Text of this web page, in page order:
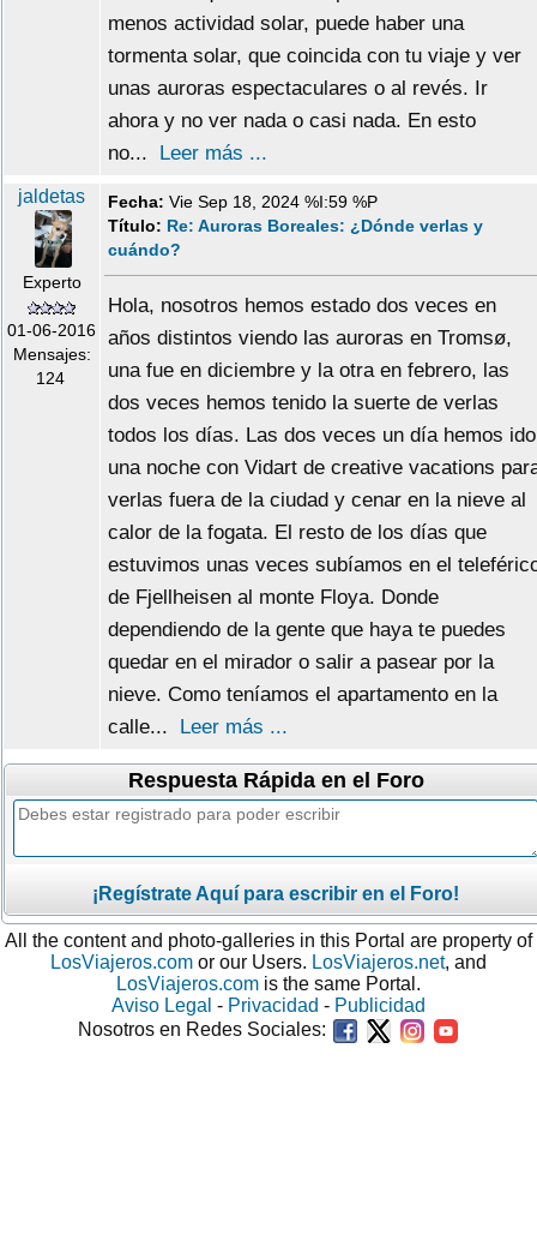
menos actividad solar, puede haber una
tormenta solar, que coincida con tu viaje y ver
unas auroras espectaculares o al revés. Ir
ahora y no ver nada o casi nada. En esto
no... Leer más ...
jaldetas
Experto
01-06-2016
Mensajes:
124
Fecha: Vie Sep 18, 2024 %I:59 %P
Título: Re: Auroras Boreales: ¿Dónde verlas y
cuándo?
Hola, nosotros hemos estado dos veces en
años distintos viendo las auroras en Tromsø,
una fue en diciembre y la otra en febrero, las
dos veces hemos tenido la suerte de verlas
todos los días. Las dos veces un día hemos ido
una noche con Vidart de creative vacations
verlas fuera de la ciudad y cenar en la nieve al
calor de la fogata. El resto de los días que
estuvimos unas veces subíamos en el
de Fjellheisen al monte Floya. Donde
dependiendo de la gente que haya te puedes
quedar en el mirador o salir a pasear por la
nieve. Como teníamos el apartamento en la
calle... Leer más ...
Respuesta Rápida en el Foro
¡Regístrate Aquí para escribir en el Foro!
All the content and photo-galleries in this Portal are property of
LosViajeros.com or our Users. LosViajeros.net, and
LosViajeros.com is the same Portal.
Aviso Legal - Privacidad - Publicidad
Nosotros en Redes Sociales: